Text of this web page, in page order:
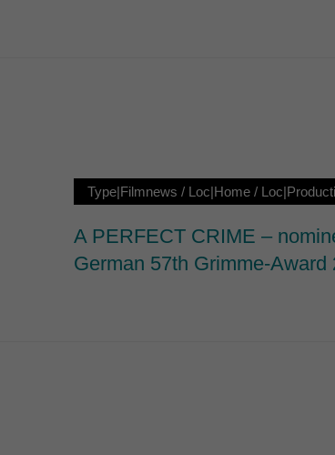
Type|Filmnews / Loc|Home/
A PERFECT CRIME –
German 57th Grimme-Award